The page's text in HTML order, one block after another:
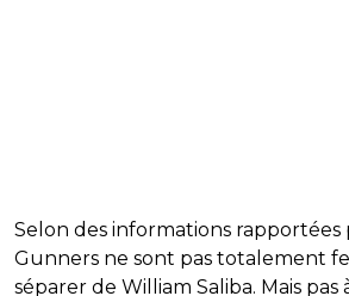
Selon des informations rapportées
Gunners ne sont pas totalement
séparer de William Saliba. Mais